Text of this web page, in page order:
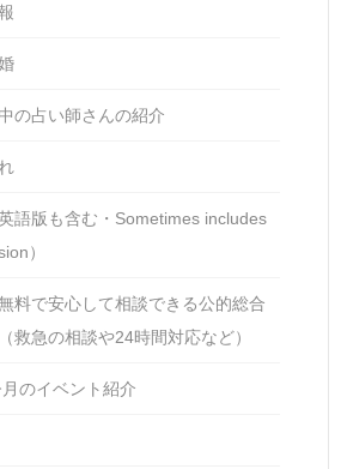
の占い師さんの紹介
語版も含む・Sometimes includes
）
料で安心して相談できる公的総合
救急の相談や24時間対応など）
のイベント紹介